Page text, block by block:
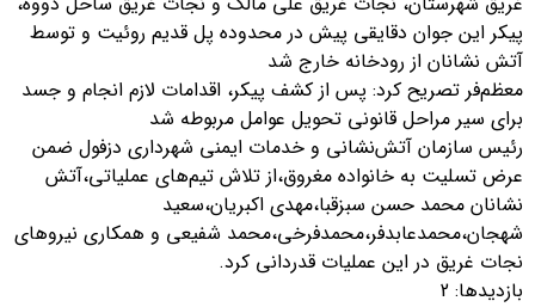
پیکر این جوان دقایقی پیش در محدوده پل قدیم روئیت و توسط
آتش نشانان از رودخانه خارج شد
معظم‌فر تصریح کرد: پس از کشف پیکر، اقدامات لازم انجام و جسد
برای سیر مراحل قانونی تحویل عوامل مربوطه شد
رئیس سازمان آتش‌نشانی و خدمات ایمنی شهرداری دزفول ضمن
عرض تسلیت به خانواده مغروق،از تلاش تیم‌های عملیاتی،آتش
نشانان محمد حسن سبزقبا،مهدی اکبریان،سعید
شهجان،محمدعابدفر،محمدفرخی،محمد شفیعی و همکاری نیروهای
نجات غریق در این عملیات قدردانی کرد.
بازدیدها: 2